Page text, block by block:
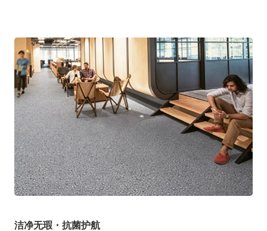
洁净无瑕・抗菌护航